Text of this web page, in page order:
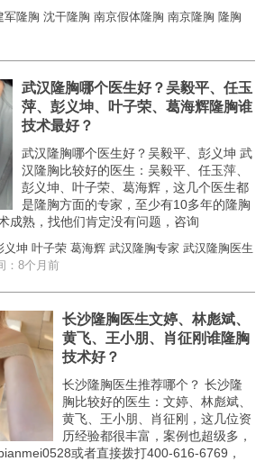
军隆胸 沈干隆胸 南京假体隆胸 南京隆胸 隆胸
武汉隆胸哪个医生好？吴毅平、任玉
萍、彭义坤、叶子荣、葛海辉隆胸谁
技术最好？
武汉隆胸哪个医生好？吴毅平、彭义坤 武
汉隆胸比较好的医生：吴毅平、任玉萍、
彭义坤、叶子荣、葛海辉，这几个医生都
是隆胸方面的专家，至少有10多年的隆胸
成熟，找他们肯定没有问题，咨询
义坤 叶子荣 葛海辉 武汉隆胸专家 武汉隆胸医生
：8个月前
长沙隆胸医生文婷、林彪斌、
黄飞、王小朋、肖征刚谁隆胸
技术好？
长沙隆胸医生推荐哪个？ 长沙隆
胸比较好的医生：文婷、林彪斌、
黄飞、王小朋、肖征刚，这几位资
历经验都很丰富，案例也超级多，
或者直接拨打400-616-6769，